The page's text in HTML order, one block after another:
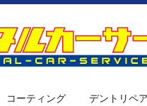
コーティング デントリペア